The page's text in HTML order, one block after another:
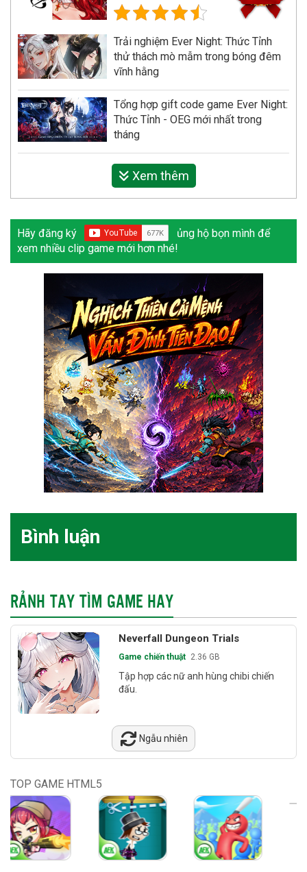
Trải nghiệm Ever Night: Thức Tỉnh
thử thách mò mẫm trong bóng đêm
vĩnh hằng
Tổng hợp gift code game Ever Night:
Thức Tỉnh - OEG mới nhất trong
tháng
Xem thêm
Hãy đăng ký
ủng hộ bọn mình để
xem nhiều clip game mới hơn nhé!
Bình luận
RẢNH TAY TÌM GAME HAY
Neverfall Dungeon Trials
Game chiến thuật 2.36 GB
Tập hợp các nữ anh hùng chibi chiến
đấu.
Ngẫu nhiên
TOP GAME HTML5